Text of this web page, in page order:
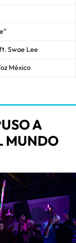
Swae Lee
México
A
MUNDO